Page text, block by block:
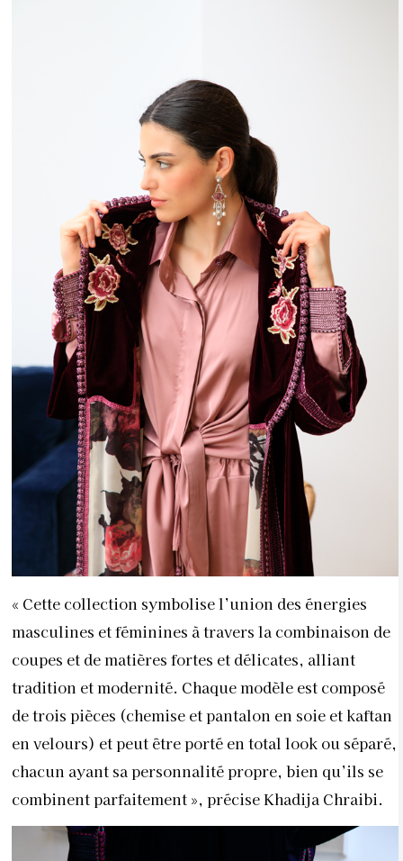
« Cette collection symbolise l’union des énergies
masculines et féminines à travers la combinaison de
coupes et de matières fortes et délicates, alliant
tradition et modernité. Chaque modèle est composé
de trois pièces (chemise et pantalon en soie et kaftan
en velours) et peut être porté en total look ou séparé,
chacun ayant sa personnalité propre, bien qu’ils se
combinent parfaitement », précise Khadija Chraibi.